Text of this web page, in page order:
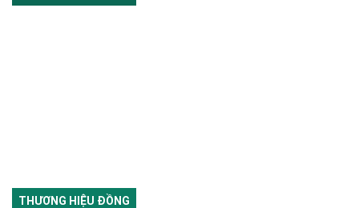
THƯƠNG HIỆU ĐỒNG